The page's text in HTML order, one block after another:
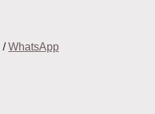
/WhatsApp